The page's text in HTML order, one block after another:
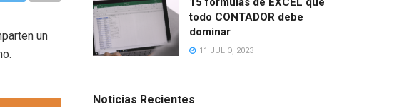
un
todo CONTADOR debe
dominar
11 JULIO, 2023
Noticias Recientes